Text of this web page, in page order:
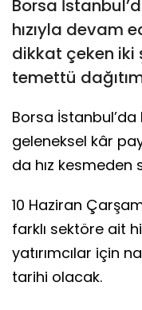
Borsa
hızıyla devam
dikkat çeken iki
temettü
Borsa İstanbul’da
geleneksel kâr
da hız kesmeden
10 Haziran
farklı sektöre ait
yatırımcılar için
tarihi olacak.